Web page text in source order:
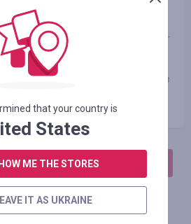
в течение бесплатного 30-
кешбек будет отклонен.
доступны только в
ЧТОБЫ ОСТАВИТЬ ОТЗЫВ
that your country is
States
ME THE STORES
IT AS UKRAINE